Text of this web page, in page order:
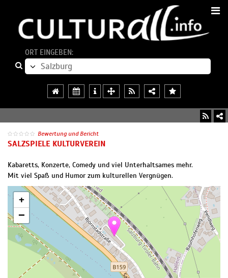
ORT EINGEBEN:
Bewertung und Bericht
SALZSPIELE KULTURVEREIN
Kabaretts, Konzerte, Comedy und viel Unterhaltsames mehr.
Mit viel Spaß und Humor zum kulturellen Vergnügen.
+
−